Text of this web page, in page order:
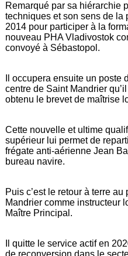
Remarqué par sa hiérarchie
techniques et son sens de la
2014 pour participer à la
nouveau PHA Vladivostok
convoyé à Sébastopol.
Il occupera ensuite un poste
centre de Saint Mandrier
obtenu le brevet de maîtrise
Cette nouvelle et ultime
supérieur lui permet de
frégate anti-aérienne Jean
bureau navire.
Puis c’est le retour à terre
Mandrier comme instructeur
Maître Principal.
Il quitte le service actif en
de reconversion dans le